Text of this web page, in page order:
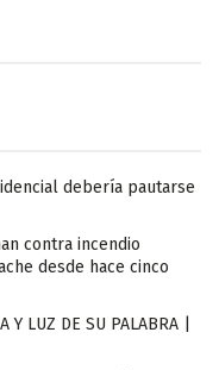
debería pautarse
contra incendio
desde hace cinco
Y LUZ DE SU PALABRA |